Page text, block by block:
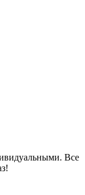
Все